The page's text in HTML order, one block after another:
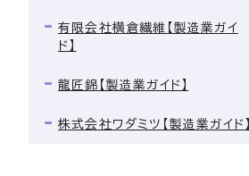
有限会社横倉繊維【製造業ガイ
ド】
龍匠錦【製造業ガイド】
株式会社ワダミツ【製造業ガイド】